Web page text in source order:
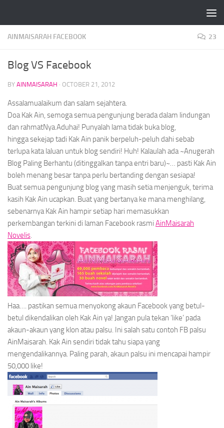
AINMAISARAH FACEBOOK 23
Blog VS Facebook
BY AINMAISARAH · OCTOBER 21, 2012
Assalamualaikum dan salam sejahtera.
Doa Kak Ain, semoga semua pengunjung berada dalam lindungan
dan rahmatNya.Aduhai! Punyalah lama tidak buka blog,
hingga sekejap tadi Kak Ain panik berpeluh-peluh dahi sebab
terlupa kata laluan untuk blog sendiri! Huh! Kalaulah ada~Anugerah
Blog Paling Berhantu (ditinggalkan tanpa entri baru)~… pasti Kak Ain
boleh menang besar tanpa perlu bertanding dengan sesiapa!
Buat semua pengunjung blog yang masih setia menjenguk, terima
kasih Kak Ain ucapkan. Buat yang bertanya ke mana menghilang,
sebenarnya Kak Ain hampir setiap hari memasukkan
perkembangan terkini di laman Facebook rasmi AinMaisarah
Novelis.
Haa…. pastikan semua menyokong akaun Facebook yang betul-
betul dikendalikan oleh Kak Ain ya! Jangan pula tekan ‘like’ pada
akaun-akaun yang klon atau palsu. Ini salah satu contoh FB palsu
AinMaisarah. Kak Ain sendiri tidak tahu siapa yang
mengendalikannya. Paling parah, akaun palsu ini mencapai hampir
50,000 like!